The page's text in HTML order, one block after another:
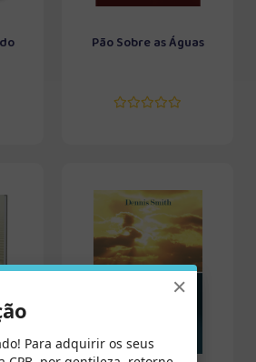
Pão Sobre as Águas
×
Para adquirir os seus